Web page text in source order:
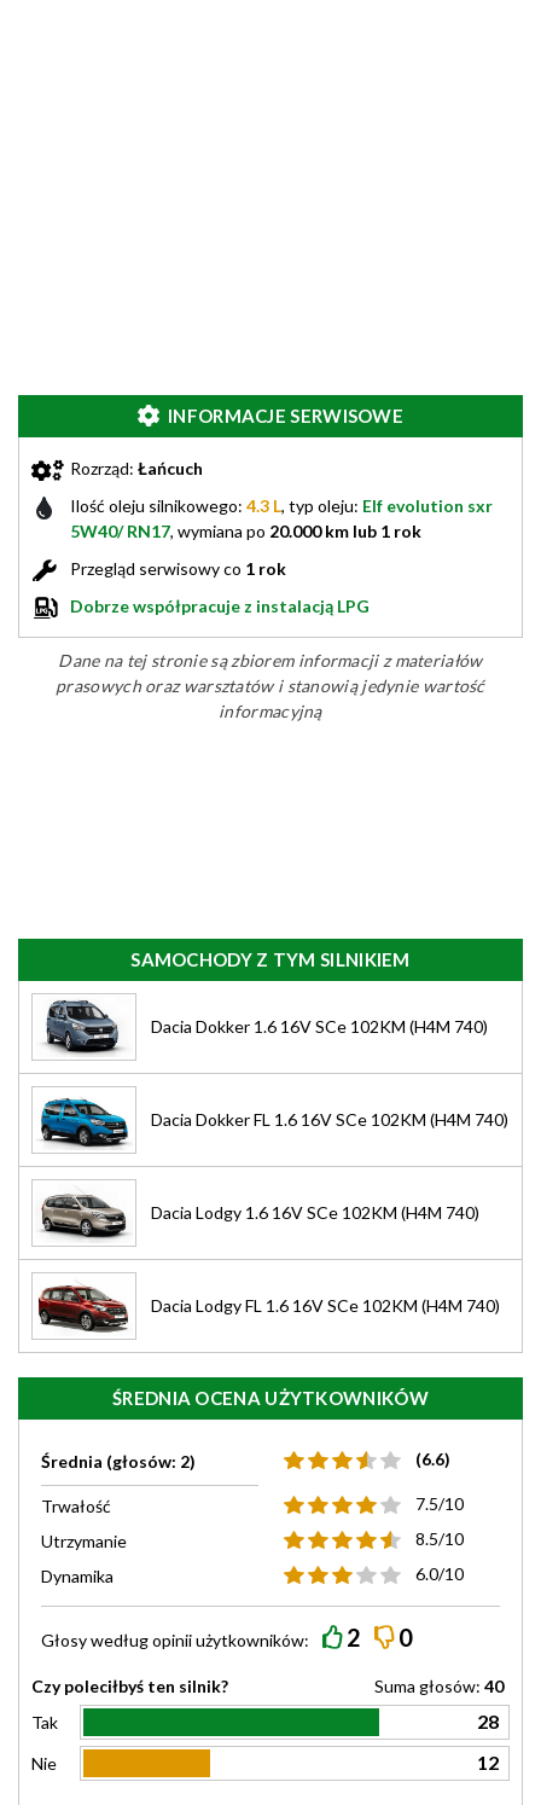
INFORMACJE SERWISOWE
Rozrząd: Łańcuch
Ilość oleju silnikowego: 4.3 L, typ oleju: Elf evolution sxr
5W40/ RN17, wymiana po 20.000 km lub 1 rok
Przegląd serwisowy co 1 rok
Dobrze współpracuje z instalacją LPG
Dane na tej stronie są zbiorem informacji z materiałów
prasowych oraz warsztatów i stanowią jedynie wartość
informacyjną
SAMOCHODY Z TYM SILNIKIEM
Dacia Dokker 1.6 16V SCe 102KM (H4M 740)
Dacia Dokker FL 1.6 16V SCe 102KM (H4M 740)
Dacia Lodgy 1.6 16V SCe 102KM (H4M 740)
Dacia Lodgy FL 1.6 16V SCe 102KM (H4M 740)
ŚREDNIA OCENA UŻYTKOWNIKÓW
Średnia (głosów: 2) (6.6)
Trwałość
7.5/10
Utrzymanie
8.5/10
Dynamika
6.0/10
Głosy wedługopiniiużytkowników: 2 0
Czy poleciłbyś ten silnik? Suma głosów: 40
Tak
28
Nie 12